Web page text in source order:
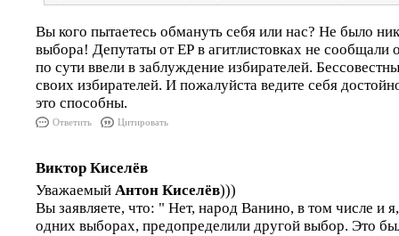
Вы кого пытаетесь обмануть себя или нас? Не было
выбора! Депутаты от ЕР в агитлистовках не сообщали
по сути ввели в заблуждение избирателей.
своих избирателей. И пожалуйста ведите себя
это способны.
Ответить Цитировать
Виктор Киселёв
Уважаемый Антон Киселёв)))
Вы заявляете, что: " Нет, народ Ванино, в том числе и
одних выборах, предопределили другой выбор. Это